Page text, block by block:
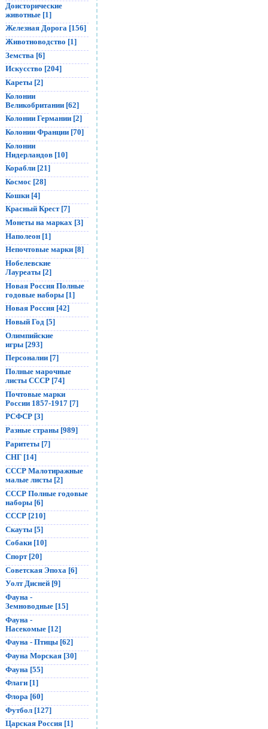
Доисторические
животные [1]
Железная Дорога [156]
Животноводство [1]
Земства [6]
Искусство [204]
Кареты [2]
Колонии
Великобритании [62]
Колонии Германии [2]
Колонии Франции [70]
Колонии
Нидерландов [10]
Корабли [21]
Космос [28]
Кошки [4]
Красный Крест [7]
Монеты на марках [3]
Наполеон [1]
Непочтовые марки [8]
Нобелевские
Лауреаты [2]
Новая Россия Полные
годовые наборы [1]
Новая Россия [42]
Новый Год [5]
Олимпийские
игры [293]
Персоналии [7]
Полные марочные
листы СССР [74]
Почтовые марки
России 1857-1917 [7]
РСФСР [3]
Разные страны [989]
Раритеты [7]
СНГ [14]
СССР Малотиражные
малые листы [2]
СССР Полные годовые
наборы [6]
СССР [210]
Скауты [5]
Собаки [10]
Спорт [20]
Советская Эпоха [6]
Уолт Дисней [9]
Фауна -
Земноводные [15]
Фауна -
Насекомые [12]
Фауна - Птицы [62]
Фауна Морская [30]
Фауна [55]
Флаги [1]
Флора [60]
Футбол [127]
Царская Россия [1]